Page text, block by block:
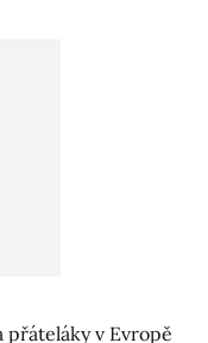
přáteláky v Evropě